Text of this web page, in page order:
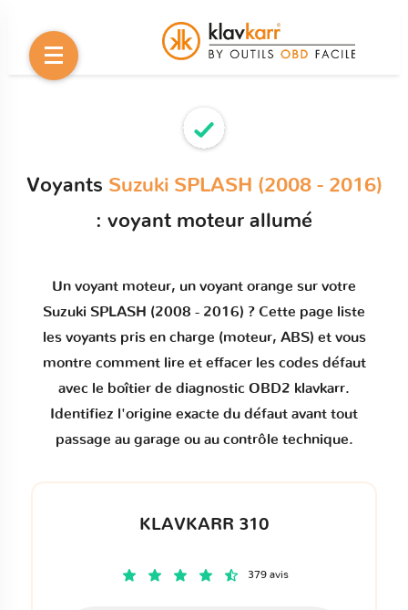
Voyants Suzuki SPLASH (2008 - 2016)
: voyant moteur allumé
Un voyant moteur, un voyant orange sur votre
Suzuki SPLASH (2008 - 2016) ? Cette page liste
les voyants pris en charge (moteur, ABS) et vous
montre comment lire et effacer les codes défaut
avec le boîtier de diagnostic OBD2 klavkarr.
Identifiez l'origine exacte du défaut avant tout
passage au garage ou au contrôle technique.
KLAVKARR 310
379 avis